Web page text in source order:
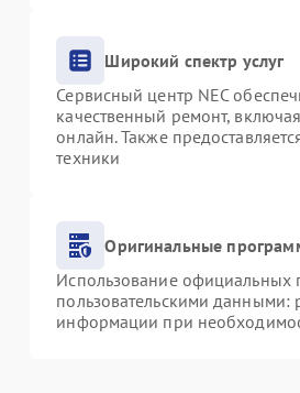
Широкий спектр услуг
Сервисный центр NEC
качественный ремонт,
онлайн. Также
техники
Оригинальные
Использование официальных
пользовательскими данными:
информации при